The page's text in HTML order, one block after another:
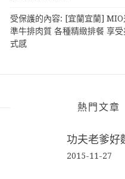
受保護的內容: [宜蘭宜蘭]
準牛排肉質 各種精緻排餐 享
式感
熱門文章
功夫老爹好
2015-11-27